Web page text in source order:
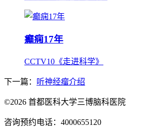
癫痫17年
CCTV10《走进科学》
下一篇： 听神经瘤介绍
©2026 首都医科大学三博脑科医院
咨询预约电话：4000655120